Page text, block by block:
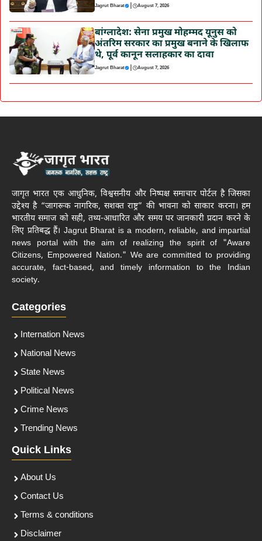
Jagrut Bharat | August 7, 2026
बांग्लादेश: सेना प्रमुख मोहम्मद यूनुस को
अंतरिम सरकार का प्रमुख बनाने के खिलाफ
थे, पूर्व कानून सलाहकार का दावा
Jagrut Bharat | August 7, 2026
जागृत भारत एक आधुनिक, विश्वसनीय और निष्पक्ष समाचार पोर्टल है जिसका
उद्देश्य है “जागरूक नागरिक, सशक्त राष्ट्र” की भावना को साकार करना। हम
भारतीय समाज को सही, तथ्य-आधारित और समय पर जानकारी प्रदान करने के
लिए प्रतिबद्ध हैं। Jagrut Bharat is a modern, reliable, and impartial
news portal with the aim of realizing the spirit of "Aware
Citizens, Empowered Nation." We are committed to providing
accurate, fact-based, and timely information to the Indian
society.
Categories
Internation News
National News
State News
Political News
Crime News
Trending News
Quick Links
About Us
Contact Us
Terms & conditions
Disclaimer